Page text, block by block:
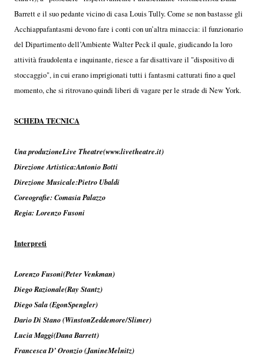
Barrett e il suo pedante vicino di casa Louis Tully. Come se non bastasse gli
Acchiappafantasmi devono fare i conti con un’altra minaccia: il funzionario
del Dipartimento dell’Ambiente Walter Peck il quale, giudicando la loro
attività fraudolenta e inquinante, riesce a far disattivare il "dispositivo di
stoccaggio", in cui erano imprigionati tutti i fantasmi catturati fino a quel
momento, che si ritrovano quindi liberi di vagare per le strade di New York.
SCHEDA TECNICA
Una produzioneLive Theatre(www.livetheatre.it)
Direzione Artistica:Antonio Botti
Direzione Musicale:Pietro Ubaldi
Coreografie: Comasia Palazzo
Regia: Lorenzo Fusoni
Interpreti
Lorenzo Fusoni(Peter Venkman)
Diego Razionale(Ray Stantz)
Diego Sala (EgonSpengler)
Dario Di Stano (WinstonZeddemore/Slimer)
Lucia Maggi(Dana Barrett)
Francesca D’ Oronzio (JanineMelnitz)